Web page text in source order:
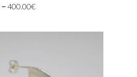
– 400.00€